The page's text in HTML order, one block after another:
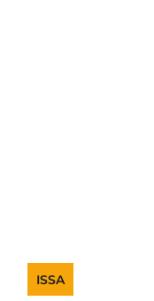
ISSA